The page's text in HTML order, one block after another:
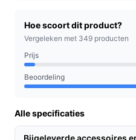
een schone en allergievrije
mensen met beperkte
uitkomst door zijn lichte
snoeren.
Wat maakt de Bosch
met andere draadloze
Hoe scoort dit product?
Vergeleken met 349 producten
Prijs
Beoordeling
Alle specificaties
Bijgeleverde accessoires